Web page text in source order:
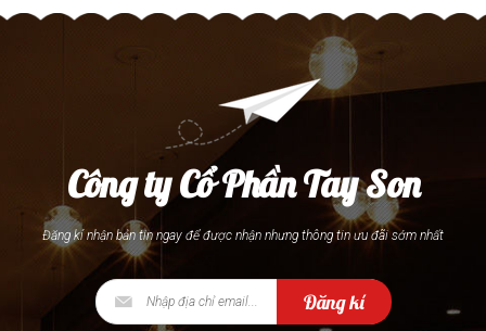
Công ty Cổ Phần Tay Son
Đăng kí nhận bản tin ngay để được nhận nhưng thông tin ưu đãi sớm nhất
Đăng kí